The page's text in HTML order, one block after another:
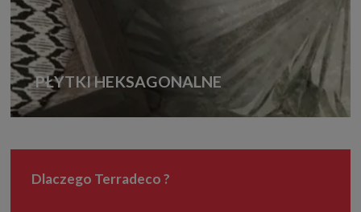
PŁYTKI HEKSAGONALNE
Dlaczego Terradeco ?